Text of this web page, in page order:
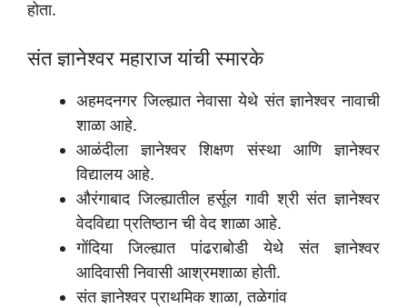
होता.
संत ज्ञानेश्वर महाराज यांची स्मारके
अहमदनगर जिल्ह्यात नेवासा येथे संत ज्ञानेश्वर नावाची
शाळा आहे.
आळंदीला ज्ञानेश्वर शिक्षण संस्था आणि ज्ञानेश्वर
विद्यालय आहे.
औरंगाबाद जिल्ह्यातील हर्सूल गावी श्री संत ज्ञानेश्वर
वेदविद्या प्रतिष्ठान ची वेद शाळा आहे.
गोंदिया जिल्ह्यात पांढराबोडी येथे संत ज्ञानेश्वर
आदिवासी निवासी आश्रमशाळा होती.
संत ज्ञानेश्वर प्राथमिक शाळा, तळेगांव